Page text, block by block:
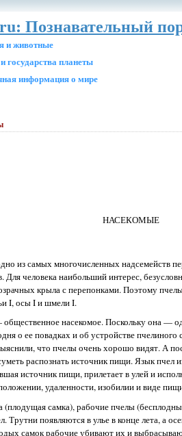
Познавательный
и животные
государства планеты
информация о мире
НАСЕКОМЫЕ
из самых многочисленных надсемейств
Для человека наибольший интерес,
крыла с перепонками. Поэтому
I, осы I и шмели I.
насекомое. Поскольку она —
о ее повадках и об устройстве
что пчелы очень хорошо видят. А
распознать источник пищи. Язык
источник пищи, прилетает в улей и
удаленности, изобилии и виде
(плодущая самка), рабочие пчелы
Трутни появляются в улье в конце лета, а
самок рабочие убивают их и